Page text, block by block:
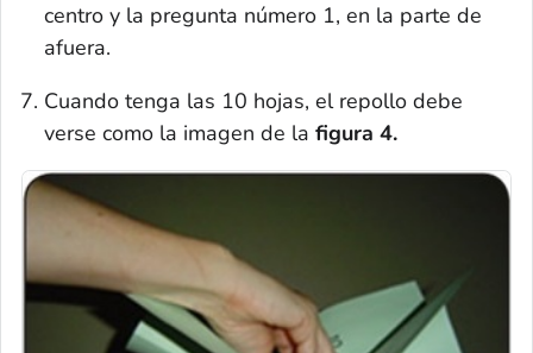
centro y la pregunta número 1, en la parte de
afuera.
Cuando tenga las 10 hojas, el repollo debe
verse como la imagen de la figura 4.